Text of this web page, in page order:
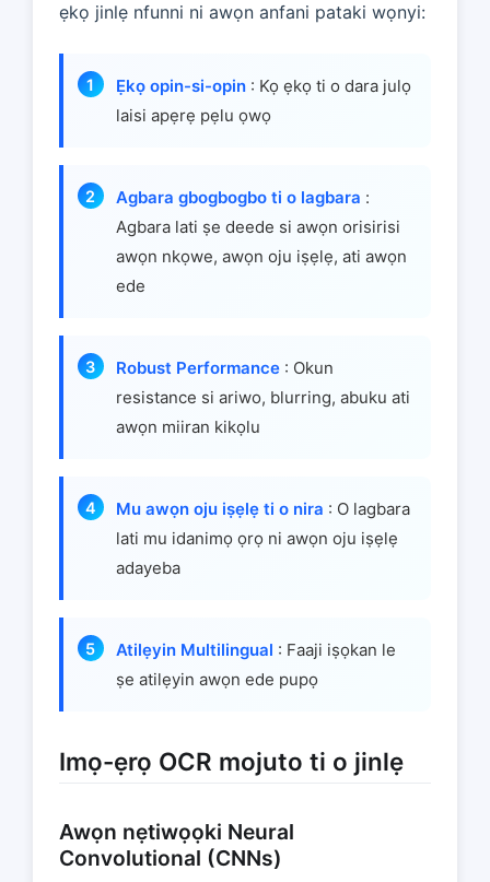
ẹkọ jinlẹ nfunni ni awọn anfani pataki wọnyi:
Ẹkọ opin-si-opin : Kọ ẹkọ ti o dara julọ
laisi apẹrẹ pẹlu ọwọ
Agbara gbogbogbo ti o lagbara :
Agbara lati ṣe deede si awọn orisirisi
awọn nkọwe, awọn oju iṣẹlẹ, ati awọn
ede
Robust Performance : Okun
resistance si ariwo, blurring, abuku ati
awọn miiran kikọlu
Mu awọn oju iṣẹlẹ ti o nira : O lagbara
lati mu idanimọ ọrọ ni awọn oju iṣẹlẹ
adayeba
Atilẹyin Multilingual : Faaji iṣọkan le
ṣe atilẹyin awọn ede pupọ
Imọ-ẹrọ OCR mojuto ti o jinlẹ
Awọn nẹtiwọọki Neural
Convolutional (CNNs)